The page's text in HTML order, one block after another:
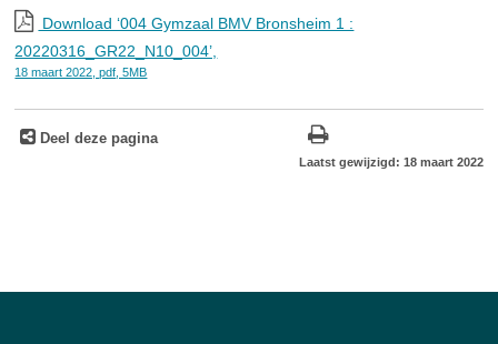
Download ‘004 Gymzaal BMV Bronsheim 1 :
20220316_GR22_N10_004’,
18 maart 2022,pdf , 5MB
Deel deze pagina
Laatst gewijzigd: 18 maart 2022